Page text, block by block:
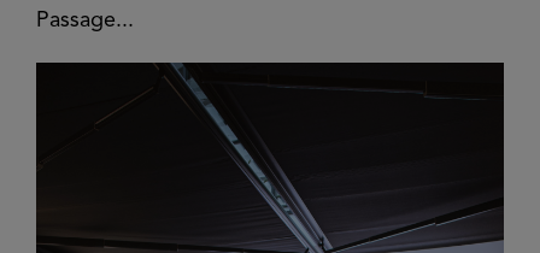
Passage...